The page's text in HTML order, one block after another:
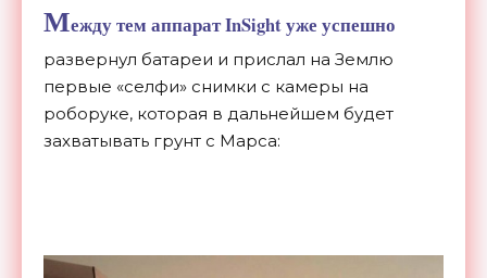
Между тем аппарат InSight уже успешно
развернул батареи и прислал на Землю
первые «селфи» снимки с камеры на
роборуке, которая в дальнейшем будет
захватывать грунт с Марса: